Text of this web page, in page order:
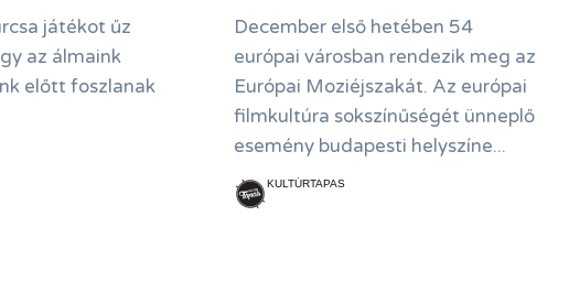
játékot űz
az álmaink
előtt foszlanak
December első hetében 54
európai városban rendezik meg az
Európai Moziéjszakát. Az európai
filmkultúra sokszínűségét ünneplő
esemény budapesti helyszíne...
KULTÚRTAPAS